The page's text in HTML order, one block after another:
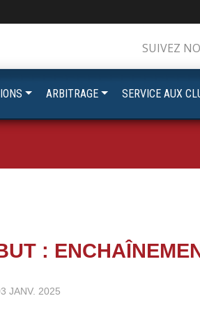
:
JANV. 2025
SUIVEZ
ARBITRAGE SERVICE AUX